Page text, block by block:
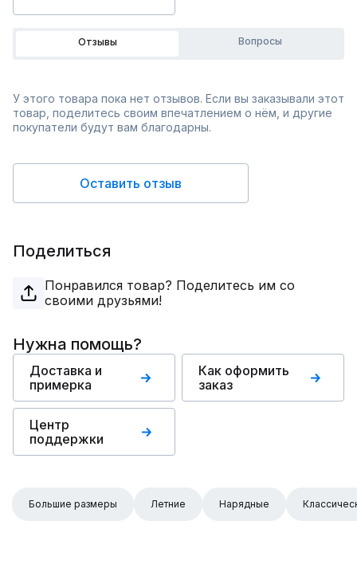
Отзывы Вопросы
У этого товара пока нет отзывов. Если вы заказывали этот
товар, поделитесь своим впечатлением о нём, и другие
покупатели будут вам благодарны.
Оставить отзыв
Поделиться
Понравился товар? Поделитесь им со
своими друзьями!
Нужна помощь?
Доставка и
примерка
Как оформить
заказ
Центр
поддержки
Большие размеры Летние Нарядные